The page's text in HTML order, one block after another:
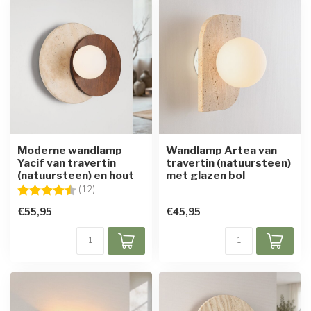
Moderne wandlamp
Yacif van travertin
(natuursteen) en hout
Beoordeling: (12)
€55,95
Wandlamp Artea van
travertin (natuursteen)
met glazen bol
€45,95